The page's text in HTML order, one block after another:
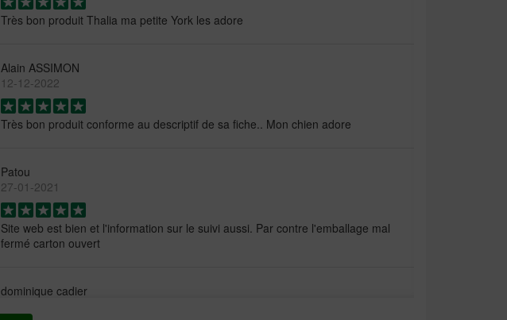
Très bon produit Thalia ma petite York les adore
Alain ASSIMON
12-12-2022
Très bon produit conforme au descriptif de sa fiche.. Mon chien adore
Patou
27-01-2021
Site web est bien et l'information sur le suivi aussi. Par contre l'emballage mal
fermé carton ouvert
dominique cadier